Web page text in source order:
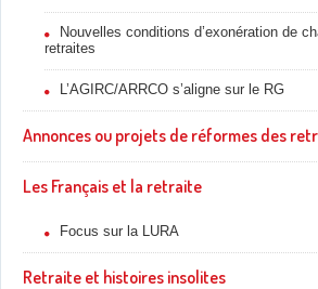
Nouvelles conditions d’exonération de
retraites
L’AGIRC/ARRCO s’aligne sur le RG
Annonces ou projets de réformes des
Les Français et la retraite
Focus sur la LURA
Retraite et histoires insolites